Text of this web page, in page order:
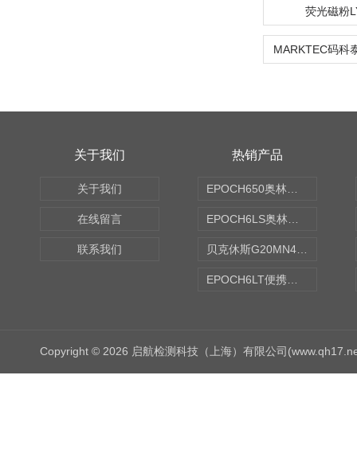
荧光磁粉
关于我们
关于我们
在线留言
联系我们
热销产品
Copyright © 2026 启航检测科技（上海）有限公司